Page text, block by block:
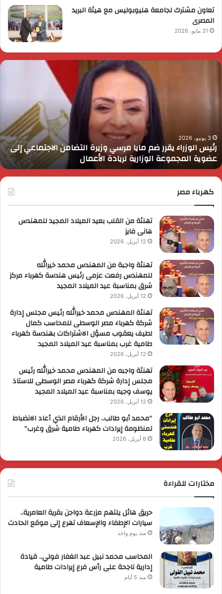
تعاون مشترك لجامعة هليوبوليس مع هيئة البريد
المصرى
31 مايو، 2026
رئيس
التضامن
الاجتماعي
إلى
عضوية
المجموعة
الوزارية
3 يونيو، 2026
رئيس الوزراء يقرر ضم مايا مرسي وزيرة التضامن الاجتماعي إلى
عضوية المجموعة الوزارية لريادة الأعمال
كهرباء مصر
تهنئة من القلب بعيد الميلاد المجيد للمهندس
هانى فايز
12 أبريل، 2026
تهنئة واجبة من المهندس محمد خيرالله
للمهندس رفعت عزمى رئيس هندسة كهرباء مركز
شرق بمناسبة عيد الميلاد المجيد
12 أبريل، 2026
تهنئة المهندس محمد خيرالله رئيس مجلس إدارة
شركة كهرباء مصر الوسطى للمحاسب كمال
لطيف يعقوب مسؤل الاشتراكات بهندسة كهرباء
طامية غرب بمناسبة عيد الميلاد المجيد
12 أبريل، 2026
تهنئة واجبه من المهندس محمد خيرالله رئيس
مجلس إدارة شركة كهرباء مصر الوسطى للاستاذ
يوسف وجيه بمناسبة عيد الميلاد المجيد
12 أبريل، 2026
“محمد أبو طالب.. رجل الأرقام الذي أعاد الانضباط
لمنظومة إيرادات كهرباء طامية شرق وغرب”
6 أبريل، 2026
مختارات للقراءة
حريق هائل يلتهم مزرعة دواجن بقرية العامرية..
سيارات الإطفاء والإسعاف تهرع إلى موقع الحادث
منذ يوم واحد
المحاسب محمد نبيل عبد الغفار فولي.. قيادة
إدارية ناجحة على رأس فرع إيرادات طامية
منذ 5 أيام